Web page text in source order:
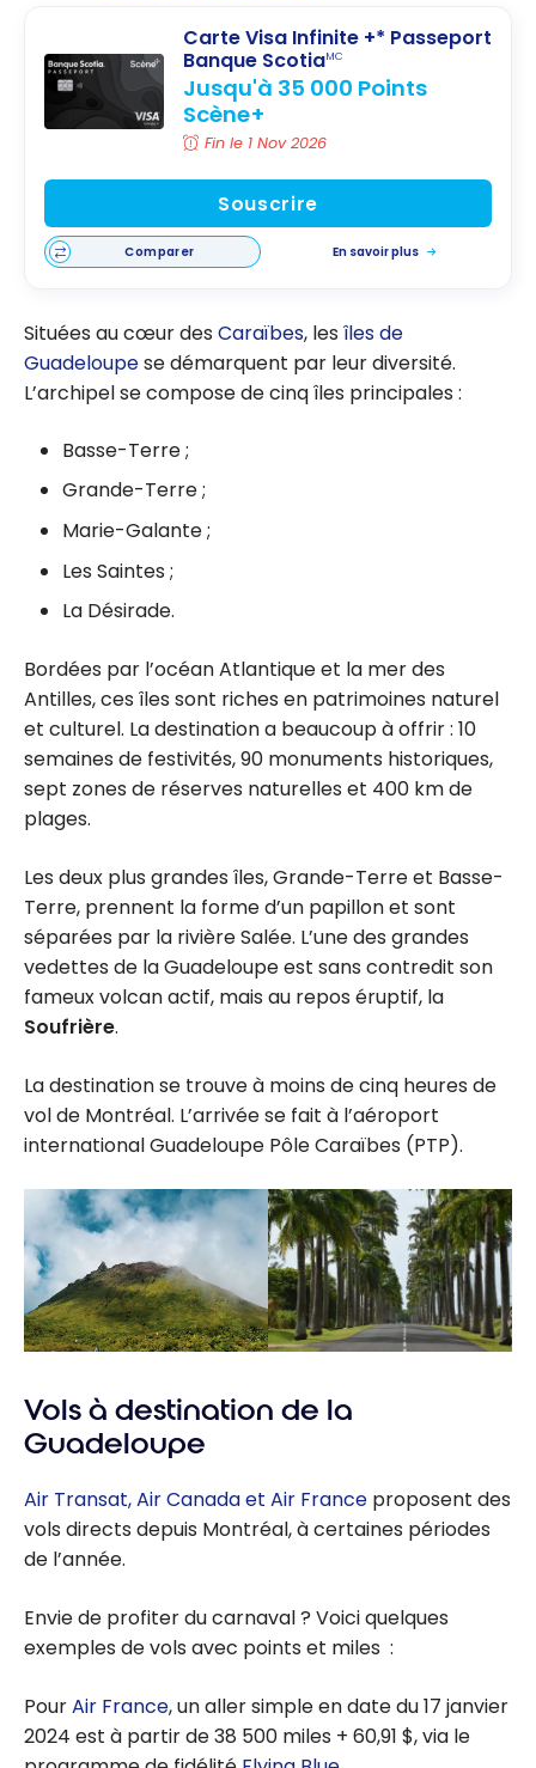
Carte Visa Infinite +* Passeport
Banque ScotiaMC
Jusqu'à 35 000 Points
Scène+
Fin le 1 Nov 2026
Souscrire
Comparer En savoir plus
Situées au cœur des Caraïbes, les îles de
Guadeloupese démarquent par leur diversité.
L’archipel se compose de cinq îles principales :
Basse-Terre ;
Grande-Terre ;
Marie-Galante ;
Les Saintes ;
La Désirade.
Bordées par l’océan Atlantique et la mer des
Antilles, ces îles sont riches en patrimoines naturel
et culturel. La destination a beaucoup à offrir : 10
semaines de festivités, 90 monuments historiques,
sept zones de réserves naturelles et 400 km de
plages.
Les deux plus grandes îles, Grande-Terre et Basse-
Terre, prennent la forme d’un papillon et sont
séparées par la rivière Salée. L’une des grandes
vedettes de la Guadeloupe est sans contredit son
fameux volcan actif, mais au repos éruptif, la
Soufrière.
La destination se trouve à moins de cinq heures de
vol de Montréal. L’arrivée se fait à l’aéroport
international Guadeloupe Pôle Caraïbes (PTP).
Vols à destination de la
Guadeloupe
Air Transat,Air Canadaet Air France proposent des
vols directs depuis Montréal, à certaines périodes
de l’année.
Envie de profiter du carnaval ? Voici quelques
exemples de vols avec points et miles :
PourAir France, un aller simple en date du 17 janvier
2024 est à partir de 38 500 miles + 60,91 $, via le